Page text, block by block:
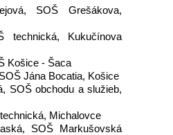
SOŠ Grešákova,
technická, Kukučínova
Košice - Šaca
Jána Bocatia, Košice
SOŠ obchodu a služieb,
Michalovce
SOŠ Markušovská